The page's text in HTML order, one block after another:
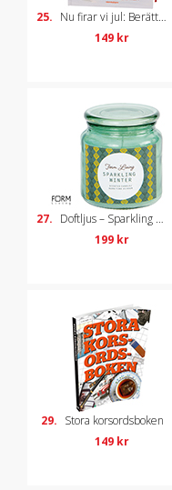
25. Nu firar vi jul: Berättelser, sånger, pyssel och recept
149 kr
27. Doftljus – Sparkling Winter
199 kr
29. Stora korsordsboken
149 kr